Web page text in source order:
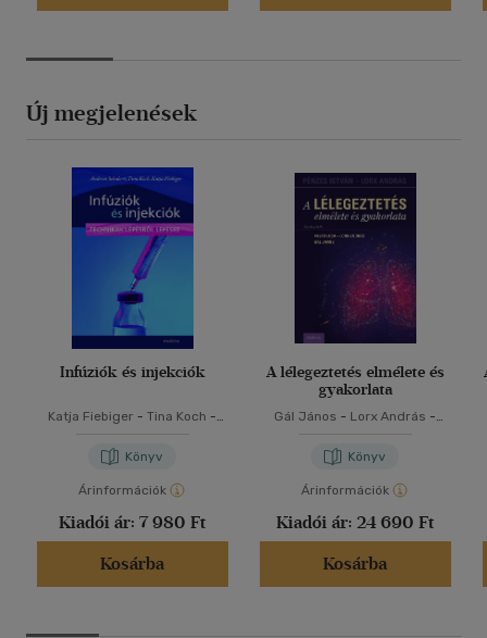
Új megjelenések
Infúziók és injekciók
Katja Fiebiger - Tina Koch -
Könyv
Árinformációk
Kiadói ár: 7 980 Ft
Kosárba
A lélegeztetés elmélete és
gyakorlata
Gál János - Lorx András -
Könyv
Árinformációk
Kiadói ár: 24 690 Ft
Kosárba